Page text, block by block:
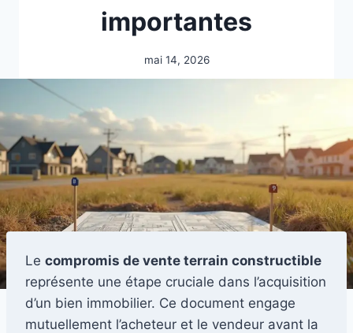
importantes
mai 14, 2026
Le compromis de vente terrain constructible
représente une étape cruciale dans l’acquisition
d’un bien immobilier. Ce document engage
mutuellement l’acheteur et le vendeur avant la